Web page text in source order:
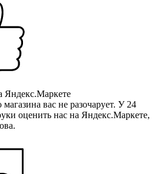
Яндекс.Маркете
вас не разочарует. У 24
оценить нас на Яндекс.Маркете,